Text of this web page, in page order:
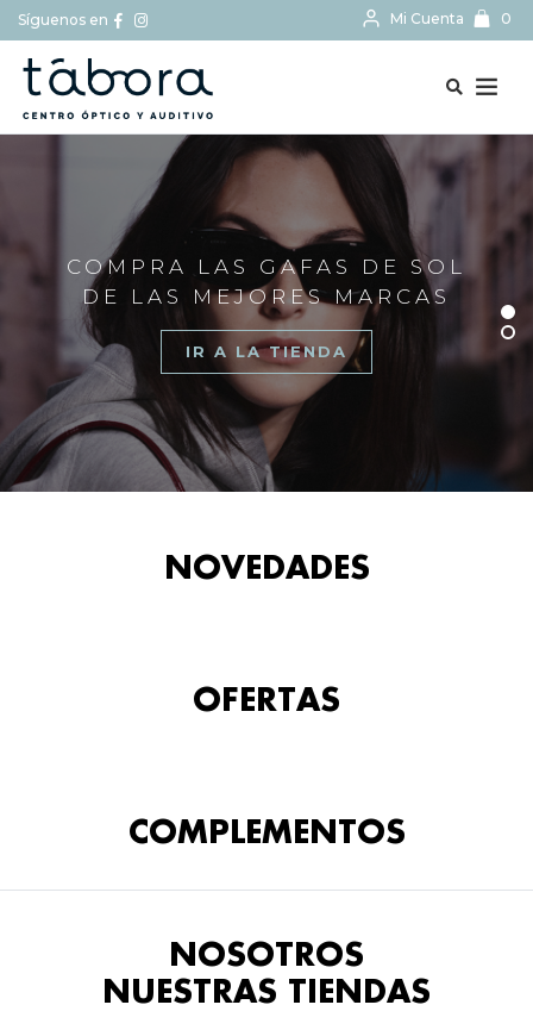
Síguenos en Mi Cuenta 0
COMPRA LAS GAFAS DE SOL
DE LAS MEJORES MARCAS
IR A LA TIENDA
NOVEDADES
OFERTAS
COMPLEMENTOS
NOSOTROS
NUESTRAS TIENDAS